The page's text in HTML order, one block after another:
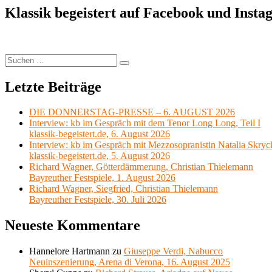
Musikfestspiele
2020
Klassik begeistert auf Facebook und
Suchen
nach:
Suchen
Letzte Beiträge
DIE DONNERSTAG-PRESSE – 6. AUGUST 2026
Interview: kb im Gespräch mit dem Tenor Long Long, Teil I
klassik-begeistert.de, 6. August 2026
Interview: kb im Gespräch mit Mezzosopranistin Natalia
klassik-begeistert.de, 5. August 2026
Richard Wagner, Götterdämmerung, Christian Thielemann
Bayreuther Festspiele, 1. August 2026
Richard Wagner, Siegfried, Christian Thielemann
Bayreuther Festspiele, 30. Juli 2026
Neueste Kommentare
Hannelore Hartmann zu Giuseppe Verdi, Nabucco
Neuinszenierung, Arena di Verona, 16. August 2025